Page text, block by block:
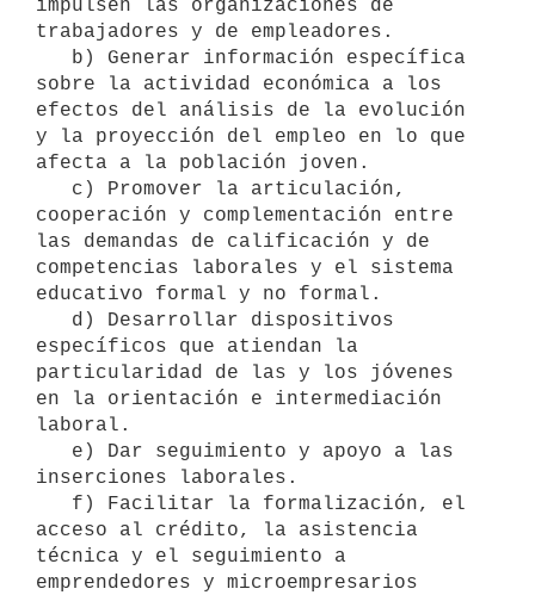
impulsen las organizaciones de
trabajadores y de empleadores.
sobre la actividad económica a los
efectos del análisis de la evolución
y la proyección del empleo en lo que
afecta a la población joven.
cooperación y complementación entre
las demandas de calificación y de
competencias laborales y el sistema
educativo formal y no formal.
específicos que atiendan la
particularidad de las y los jóvenes
en la orientación e intermediación
laboral.
inserciones laborales.
acceso al crédito, la asistencia
técnica y el seguimiento a
emprendedores y microempresarios